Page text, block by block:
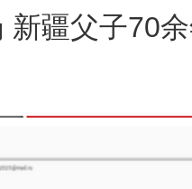
新疆父子70